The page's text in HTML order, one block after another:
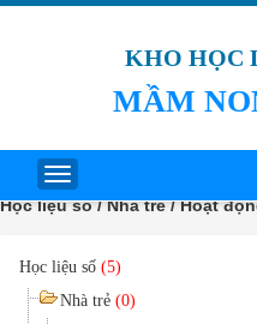
KHO HỌC
MẦM
Học liệu số / Nhà trẻ / Hoạt
Học liệu số (5)
Nhà trẻ (0)